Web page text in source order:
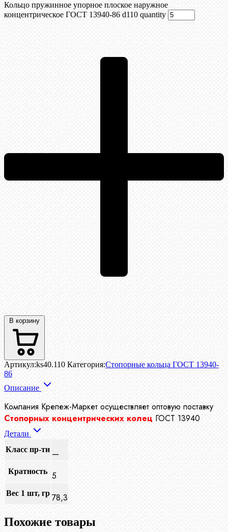
Кольцо пружинное упорное плоское наружное
концентрическое ГОСТ 13940-86 d110 quantity
В корзину
Артикул:ks40.110 Категория:Стопорные кольца ГОСТ 13940-
86
Описание
Компания Крепеж-Маркет осуществляет оптовую поставку
Стопорных концентрических колец ГОСТ 13940
Детали
Класс пр-ти —
Кратность 5
Вес 1 шт, гр 78,3
Похожие товары